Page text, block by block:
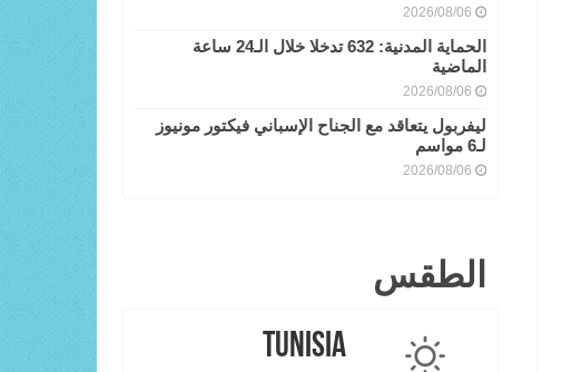
2026/08/06
الحماية المدنية: 632 تدخلا خلال الـ24 ساعة
الماضية
2026/08/06
ليفربول يتعاقد مع الجناح الإسباني فيكتور مونيوز
لـ6 مواسم
2026/08/06
الطقس
Tunisia